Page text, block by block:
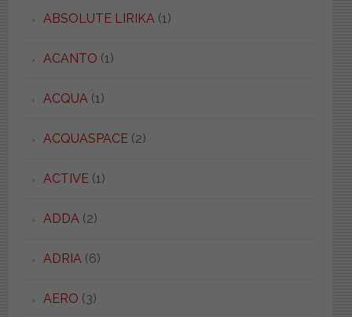
ABSOLUTE LIRIKA (1)
ACANTO (1)
ACQUA (1)
ACQUASPACE(2)
ACTIVE(1)
ADDA (2)
ADRIA (6)
AERO (3)